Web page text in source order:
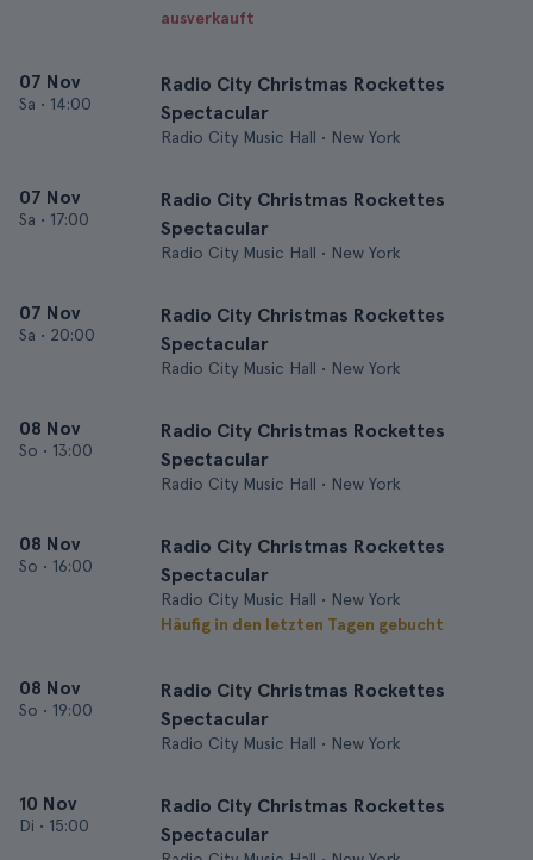
ausverkauft
07 Nov
Sa • 14:00
Radio City Christmas Rockettes
Spectacular
Radio City Music Hall • New York
07 Nov
Sa • 17:00
Radio City Christmas Rockettes
Spectacular
Radio City Music Hall • New York
07 Nov
Sa • 20:00
Radio City Christmas Rockettes
Spectacular
Radio City Music Hall • New York
08 Nov
So • 13:00
Radio City Christmas Rockettes
Spectacular
Radio City Music Hall • New York
08 Nov
So • 16:00
Radio City Christmas Rockettes
Spectacular
Radio City Music Hall • New York
Häufig in den letzten Tagen gebucht
08 Nov
So • 19:00
Radio City Christmas Rockettes
Spectacular
Radio City Music Hall • New York
10 Nov
Di • 15:00
Radio City Christmas Rockettes
Spectacular